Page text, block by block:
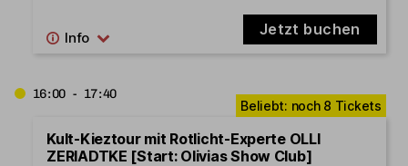
Jetzt buchen
16:00 - 17:40
Kult-Kieztour mit Rotlicht-Experte OLLI
ZERIADTKE [Start: Olivias Show Club]